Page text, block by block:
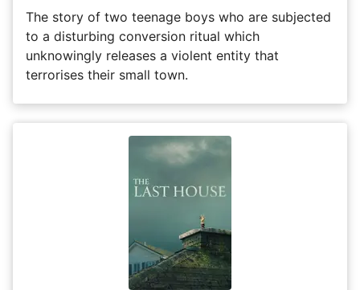
The story of two teenage boys who are subjected
to a disturbing conversion ritual which
unknowingly releases a violent entity that
terrorises their small town.